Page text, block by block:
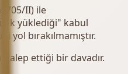
705/II) ile
yüklediği" kabul
bırakılmamıştır.
talep ettiği bir davadır.